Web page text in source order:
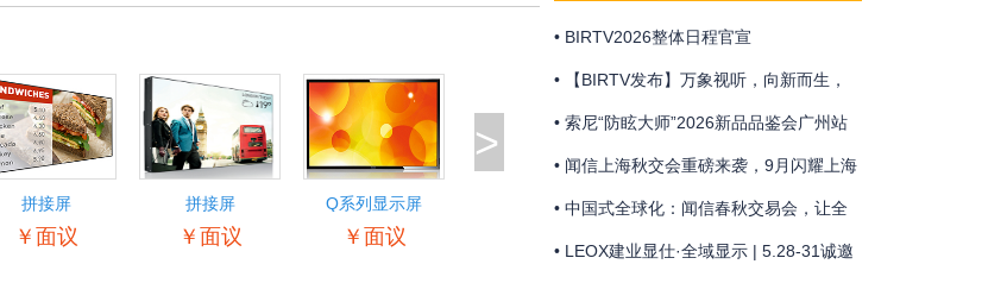
拼接屏
￥面议
拼接屏
￥面议
Q系列显示屏
￥面议
>
• BIRTV2026整体日程官宣
• 【BIRTV发布】万象视听，向新而生，
BIRTV2026即将开幕！
• 索尼“防眩大师”2026新品品鉴会广州站
• 闻信上海秋交会重磅来袭，9月闪耀上海
浦东！
• 中国式全球化：闻信春秋交易会，让全
球买家走进来的贸易平台！
• LEOX建业显仕·全域显示 | 5.28-31诚邀